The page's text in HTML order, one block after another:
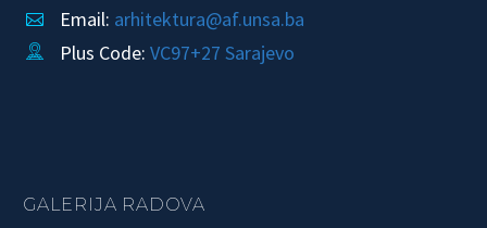

 Email: arhitektura@af.unsa.ba

 Plus Code: VC97+27 Sarajevo
GALERIJA RADOVA